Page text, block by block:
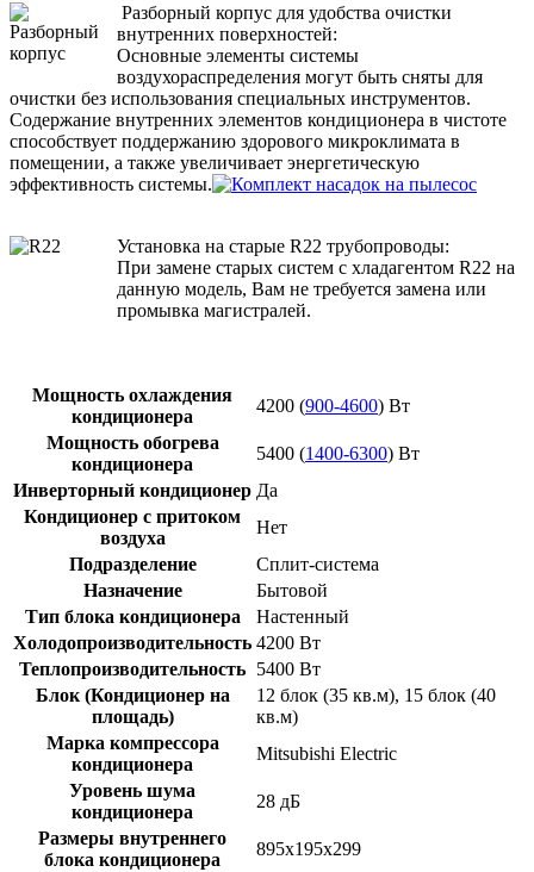
Разборный корпус для удобства очистки
внутренних поверхностей:
Основные элементы системы
воздухораспределения могут быть сняты для
очистки без использования специальных инструментов.
Содержание внутренних элементов кондиционера в чистоте
способствует поддержанию здорового микроклимата в
помещении, а также увеличивает энергетическую
эффективность системы.
Установка на старые R22 трубопроводы:
При замене старых систем с хладагентом R22 на
данную модель, Вам не требуется замена или
промывка магистралей.
Мощность охлаждения
кондиционера
4200 (900-4600) Вт
Мощность обогрева
кондиционера
5400 (1400-6300) Вт
Инверторный кондиционер Да
Кондиционер с притоком
воздуха
Нет
Подразделение
Сплит-система
Назначение
Бытовой
Тип блока кондиционера
Настенный
Холодопроизводительность 4200 Вт
Теплопроизводительность 5400 Вт
Блок (Кондиционер на
площадь)
12 блок (35 кв.м), 15 блок (40
кв.м)
Марка компрессора
кондиционера
Mitsubishi Electric
Уровень шума
кондиционера
28 дБ
Размеры внутреннего
блока кондиционера
895x195x299